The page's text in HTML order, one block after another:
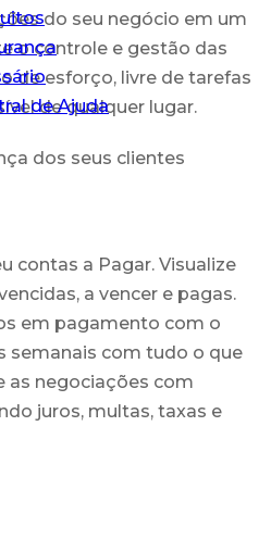
de Ajuda
do seu negócio em um
o controle e gestão das
de esforço, livre de tarefas
de qualquer lugar.
contas a Pagar. Visualize
a vencer e pagas.
em pagamento com o
semanais com tudo o que
as negociações com
juros, multas, taxas e